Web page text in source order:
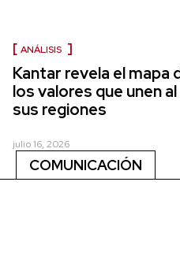
ANÁLISIS
Kantar revela el mapa
los valores que unen
sus regiones
julio 16, 2026
COMUNICACIÓN